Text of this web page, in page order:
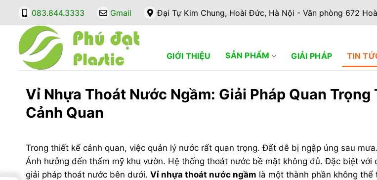
dung
083.844.3333 Gmail Đại Tự Kim Chung, Hoài Đức, Hà Nội - Văn phòng 672
GIỚI THIỆU SẢN PHẨM GIẢI PHÁP TIN
Vỉ Nhựa Thoát Nước Ngầm: Giải Pháp Quan Trọng
Cảnh Quan
Trong thiết kế cảnh quan, việc quản lý nước rất quan trọng. Đất dễ bị ngập úng sau
Ảnh hưởng đến thẩm mỹ khu vườn. Hệ thống thoát nước bề mặt không đủ. Đặc biệt với
giải pháp thoát nước bên dưới. Vỉ nhựa thoát nước ngầm là một thành phần không